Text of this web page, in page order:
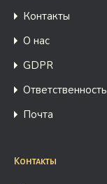
Контакты
О нас
GDPR
Ответственность
Почта
Контакты